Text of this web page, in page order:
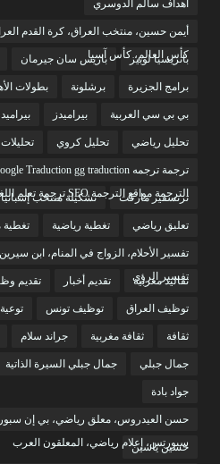
أهداف سالم الدوسري
أيمن حسين، منتخب العراق، كرة القدم
كأس العالم، كأس آسيا
باتريسيا لوبيز باريس سان جيرمان
برامج الجزيرة برشلونة بطولات
بي بي سي العربية بيراميدز
تحليل رياضي تحليل كروي
الترجمة مواقع الترجمة SEO ترجمة تعلم اللغات
ترنسفير ماركت تشكيلة منتخب إسبانيا
تعليق رياضي تغطية رياضية تغطية
تفسير الأحلام، الزواج في المنام، ابن
تفسير الرؤى
تقاليد مغربية تقديم أخبار تقديم
توظيف العراق توظيف تونس
ثقافة ثقافة مغربية جراند سلام
جمال جبلي جمال جبلي السيرة الذاتية
جواد بادة
حسن العيدروس، معلق رياضي، بي إن
سبورتس، إعلام رياضي، المعلقون العرب
حسين ياسين